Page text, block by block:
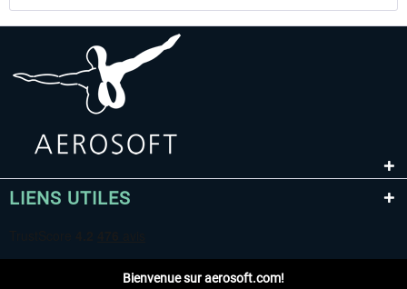
LIENS UTILES
Bienvenue sur aerosoft.com!